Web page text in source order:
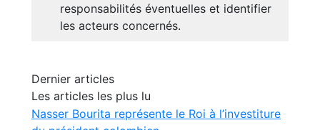
responsabilités éventuelles et identifier
les acteurs concernés.
Dernier articles
Les articles les plus lu
Nasser Bourita représente le Roi à l’investiture